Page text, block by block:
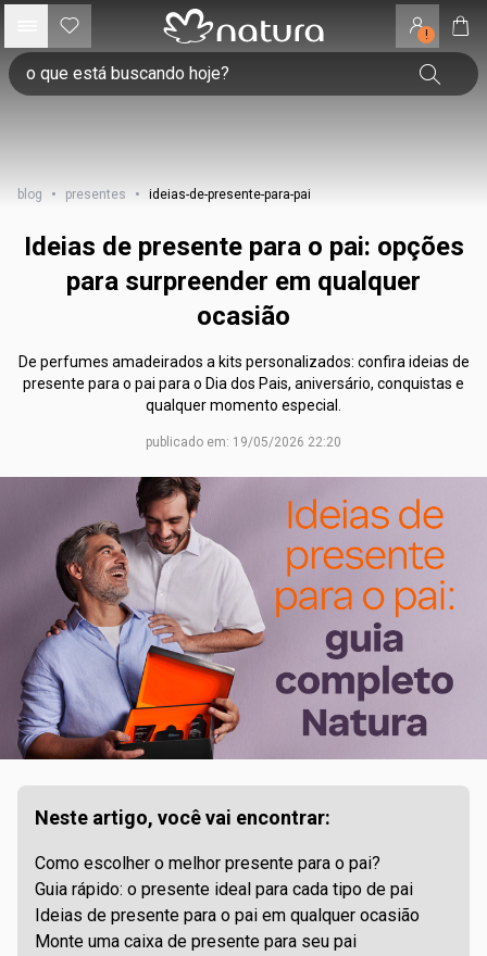
!
blog • presentes • ideias-de-presente-para-pai
Ideias de presente para o pai: opções
para surpreender em qualquer
ocasião
De perfumes amadeirados a kits personalizados: confira ideias de
presente para o pai para o Dia dos Pais, aniversário, conquistas e
qualquer momento especial.
publicado em: 19/05/2026 22:20
Neste artigo, você vai encontrar:
Como escolher o melhor presente para o pai?
Guia rápido: o presente ideal para cada tipo de pai
Ideias de presente para o pai em qualquer ocasião
Monte uma caixa de presente para seu pai